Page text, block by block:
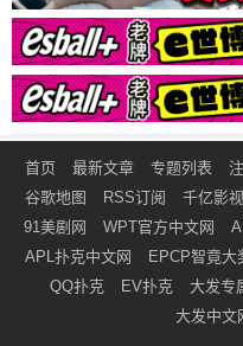
首页 最新文章 专题列表
谷歌地图
RSS订阅 千亿影视
91美剧网
WPT官方中文网
APL扑克中文网
EPCP智竟大
QQ扑克
EV扑克 大发专
大发中文